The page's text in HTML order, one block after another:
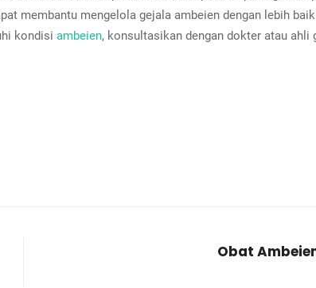
membantu mengelola gejala ambeien dengan lebih
kondisi ambeien, konsultasikan dengan dokter atau ahli
Obat